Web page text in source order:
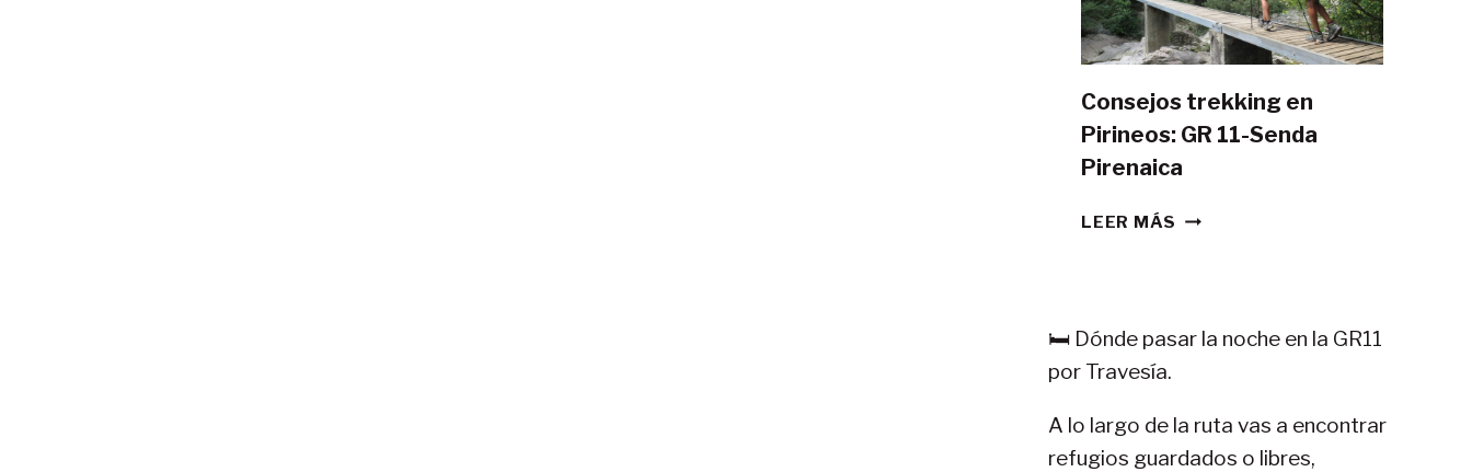
DE
CAMPAÑA?
Consejos trekking en
Pirineos: GR 11-Senda
Pirenaica
LEER MÁS CONSEJOS
11-
🛏️ Dónde pasar la noche en la GR11
por Travesía.
A lo largo de la ruta vas a encontrar
refugios guardados o libres,